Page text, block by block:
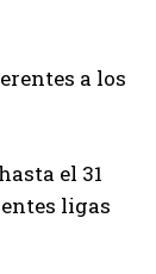
a los
el 31
ligas